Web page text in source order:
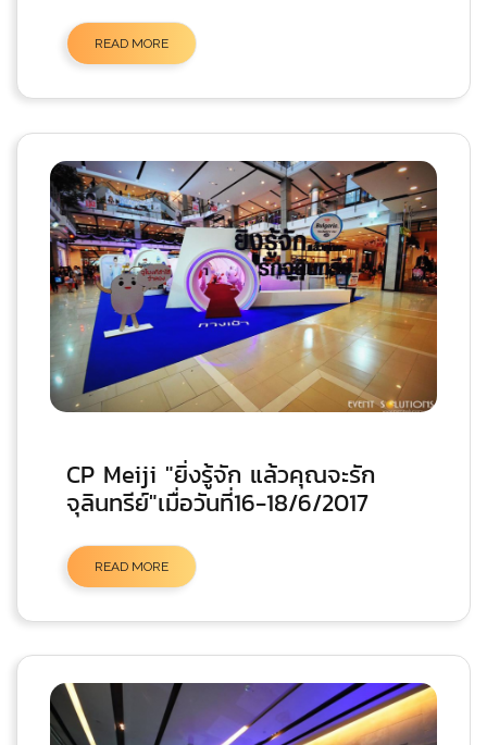
READ MORE
CP Meiji "ยิ่งรู้จัก แล้วคุณจะรัก
จุลินทรีย์"เมื่อวันที่16-18/6/2017
READ MORE